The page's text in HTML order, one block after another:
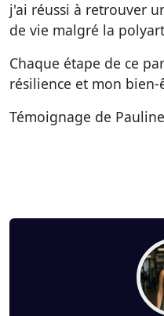
j'ai réussi à retrouver
de vie malgré la
Chaque étape de ce
résilience et mon
Témoignage de